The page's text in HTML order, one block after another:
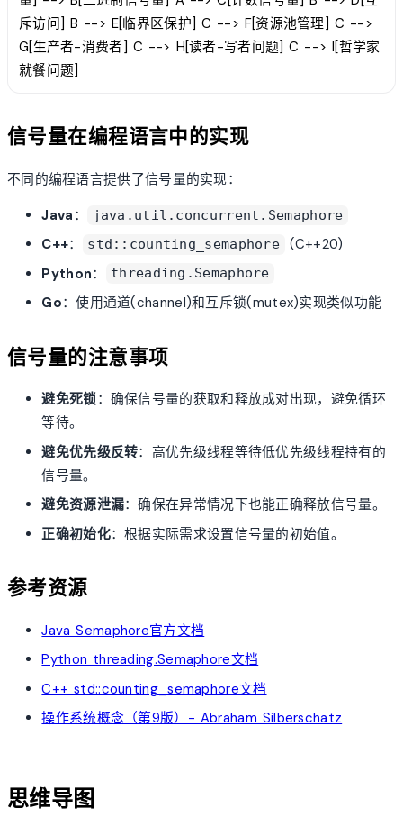
斥访问] B --> E[临界区保护] C --> F[资源池管理] C -->
G[生产者-消费者] C --> H[读者-写者问题] C --> I[哲学家
就餐问题]
信号量在编程语言中的实现
不同的编程语言提供了信号量的实现：
Java ： java.util.concurrent.Semaphore
C++： std::counting_semaphore
(C++20)
Python： threading.Semaphore
Go：使用通道(channel)和互斥锁(mutex)实现类似功能
信号量的注意事项
避免死锁：确保信号量的获取和释放成对出现，避免循环
等待。
避免优先级反转：高优先级线程等待低优先级线程持有的
信号量。
避免资源泄漏：确保在异常情况下也能正确释放信号量。
正确初始化：根据实际需求设置信号量的初始值。
参考资源
Java Semaphore官方文档
Python threading.Semaphore文档
C++ std::counting_semaphore文档
操作系统概念（第9版）- Abraham Silberschatz
思维导图